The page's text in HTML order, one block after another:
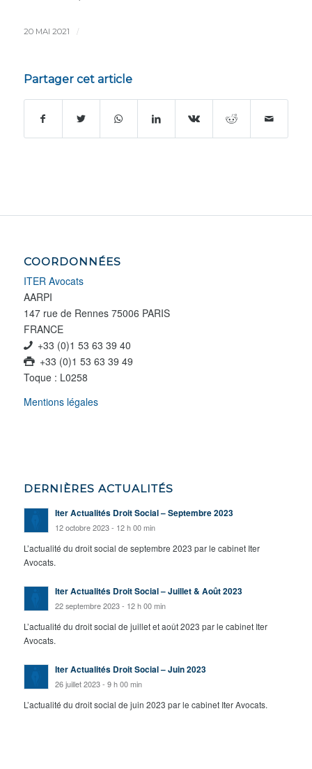
20 MAI 2021 /
Partager cet article
COORDONNÉES
ITER Avocats
AARPI
147 rue de Rennes 75006 PARIS
FRANCE
+33 (0)1 53 63 39 40
+33 (0)1 53 63 39 49
Toque : L0258
Mentions légales
DERNIÈRES ACTUALITÉS
Iter Actualités Droit Social – Septembre 2023
12 octobre 2023 - 12 h 00 min
L’actualité du droit social de septembre 2023 par le cabinet Iter
Avocats.
Iter Actualités Droit Social – Juillet & Août 2023
22 septembre 2023 - 12 h 00 min
L’actualité du droit social de juillet et août 2023 par le cabinet Iter
Avocats.
Iter Actualités Droit Social – Juin 2023
26 juillet 2023 - 9 h 00 min
L’actualité du droit social de juin 2023 par le cabinet Iter Avocats.